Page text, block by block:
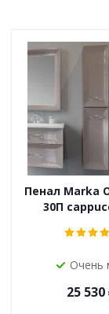
Пенал Marka
30П
Очень
25 530